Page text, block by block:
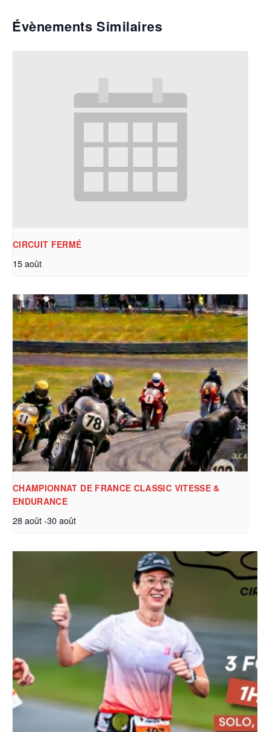
Évènements Similaires
CIRCUIT FERMÉ
15 août
CHAMPIONNAT DE FRANCE CLASSIC VITESSE &
ENDURANCE
28 août-30 août